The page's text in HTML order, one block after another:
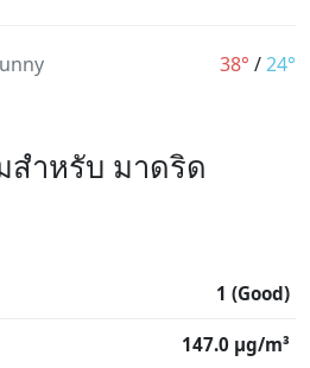
38° /24°
สำหรับ มาดริด
1 (Good)
147.0 μg/m³